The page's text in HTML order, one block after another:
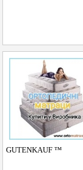
GUTENKAUF ™